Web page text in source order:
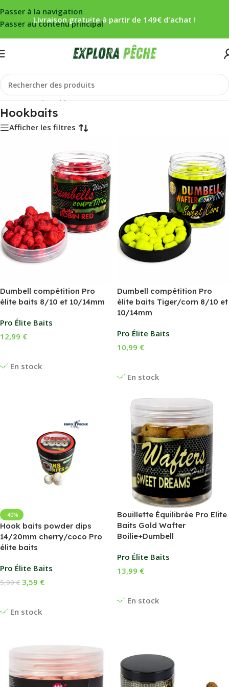
Passer à la navigation
Passer au contenu principal
Livraison gratuite à partir de 149€ d'achat !
Accueil/Carpe/Appâts/Hookbaits
Hookbaits
Afficher les filtres
Dumbell compétition Pro
élite baits 8/10 et 10/14mm
Pro Élite Baits
En stock
12,99 €
Dumbell compétition Pro
élite baits Tiger/corn 8/10 et
10/14mm
Pro Élite Baits
En stock
10,99 €
-40%
Hook baits powder dips
14/20mm cherry/coco Pro
élite baits
Pro Élite Baits
En stock
5,99€ 3,59 €
Bouillette Équilibrée Pro Elite
Baits Gold Wafter
Boilie+Dumbell
Pro Élite Baits
En stock
13,99 €